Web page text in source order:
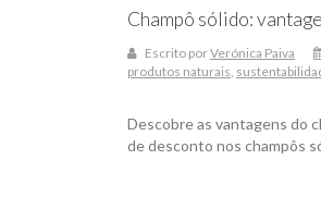
Champô sólido:
Escrito porVerónica Paiva
produtos naturais,
Descobre as vantagens do
de desconto nos champôs